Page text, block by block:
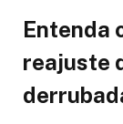
Entenda
reajuste